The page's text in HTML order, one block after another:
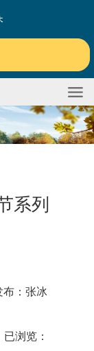
系列
：张冰
浏览：